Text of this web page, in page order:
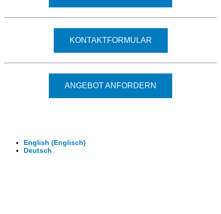
KONTAKTFORMULAR
ANGEBOT ANFORDERN
English (Englisch)
Deutsch